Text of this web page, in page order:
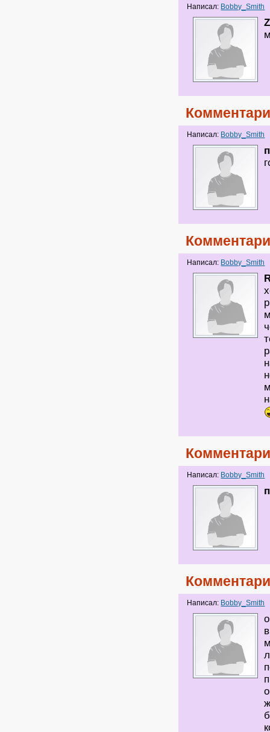
Написал: Bobby_Smith
Написал: Bobby_Smith
Написал: Bobby_Smith
Написал: Bobby_Smith
Написал: Bobby_Smith